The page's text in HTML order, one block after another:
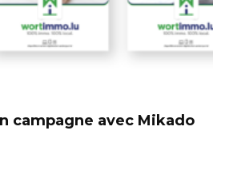
campagne avec Mikado